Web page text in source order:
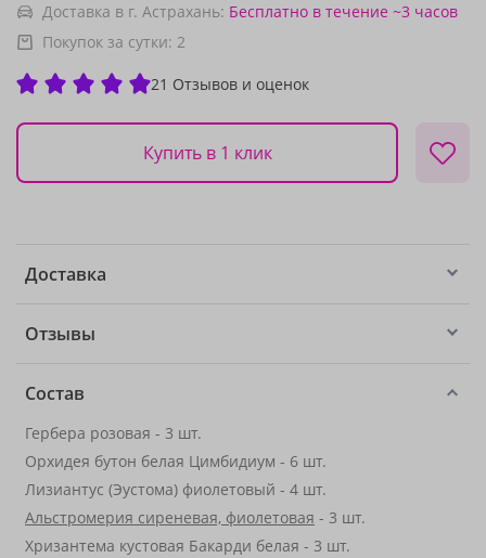
Доставка в г. Астрахань: Бесплатно в течение ~3 часов
Покупок за сутки: 2
21 Отзывов и оценок
Купить в 1 клик
Доставка
Отзывы
Состав
Гербера розовая - 3 шт.
Орхидея бутон белая Цимбидиум - 6 шт.
Лизиантус (Эустома) фиолетовый - 4 шт.
Альстромерия сиреневая, фиолетовая - 3 шт.
Хризантема кустовая Бакарди белая - 3 шт.